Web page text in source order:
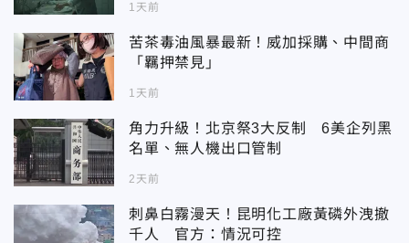
1天前
苦茶毒油風暴最新！威加採購、中間商
「羈押禁見」
1天前
角力升級！北京祭3大反制 6美企列黑
名單、無人機出口管制
2天前
刺鼻白霧漫天！昆明化工廠黃磷外洩撤
千人 官方：情況可控